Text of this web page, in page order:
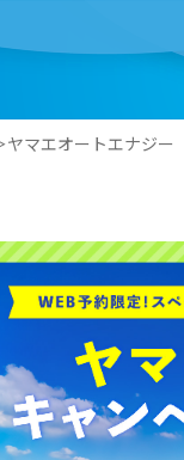
株式会社
ヤマエオートエナジ